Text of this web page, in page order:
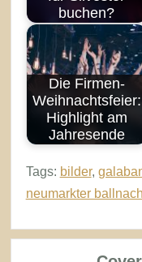
buchen?
Die Firmen-
Weihnachtsfeier:
Highlight am
Jahresende
Tags: bilder,
neumarkter